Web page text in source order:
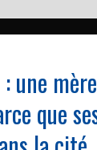
une
que